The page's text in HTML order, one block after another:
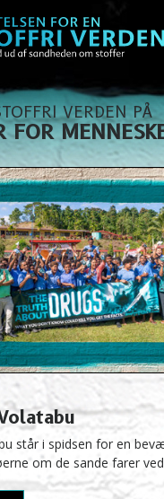
VERDEN PÅ
FOR
står i spidsen for en
om de sande farer